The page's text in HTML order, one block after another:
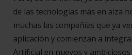
de las tecnologías más en alza
muchas las compañías que ya
aplicación y comienzan a
Artificial en nuevos y